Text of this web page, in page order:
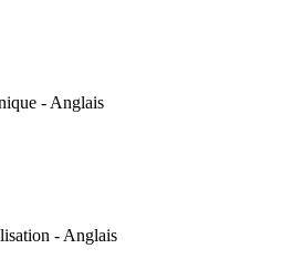
- Anglais
- Anglais